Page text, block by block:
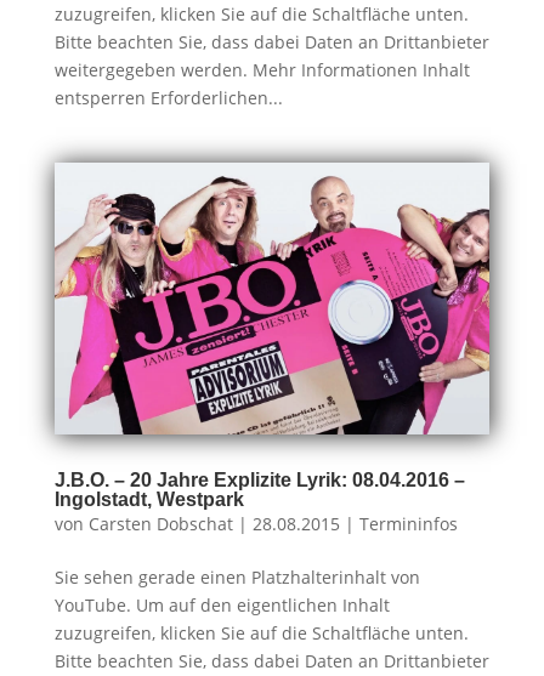
zuzugreifen, klicken Sie auf die Schaltfläche unten.
Bitte beachten Sie, dass dabei Daten an Drittanbieter
weitergegeben werden. Mehr Informationen Inhalt
entsperren Erforderlichen...
J.B.O. – 20 Jahre Explizite Lyrik: 08.04.2016 –
Ingolstadt, Westpark
von Carsten Dobschat| 28.08.2015 | Termininfos
Sie sehen gerade einen Platzhalterinhalt von
YouTube. Um auf den eigentlichen Inhalt
zuzugreifen, klicken Sie auf die Schaltfläche unten.
Bitte beachten Sie, dass dabei Daten an Drittanbieter